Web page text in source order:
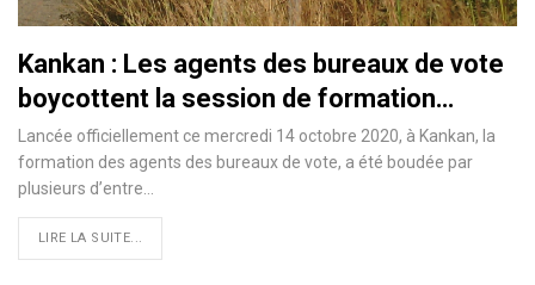
Kankan : Les agents des bureaux de vote
boycottent la session de formation…
Lancée officiellement ce mercredi 14 octobre 2020, à Kankan, la
formation des agents des bureaux de vote, a été boudée par
plusieurs d’entre…
LIRE LA SUITE...